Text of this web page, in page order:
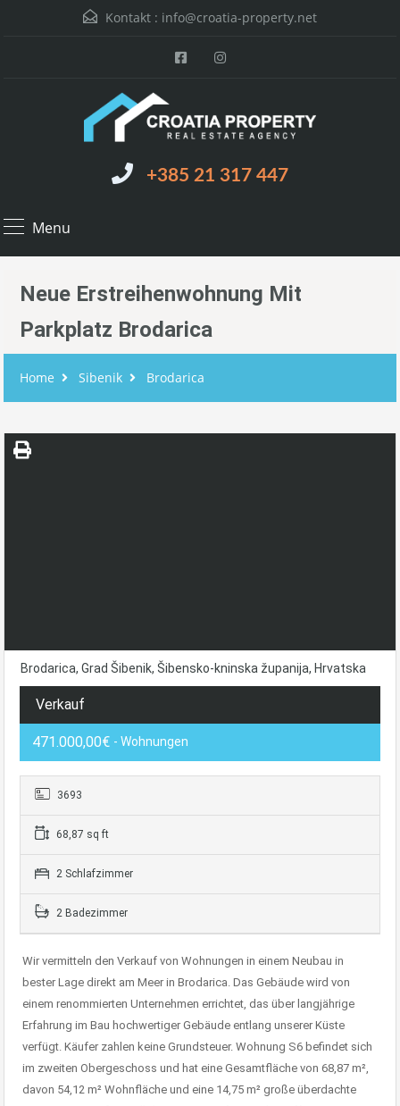
Kontakt : info@croatia-property.net
+385 21 317 447
Menu
Neue Erstreihenwohnung Mit
Parkplatz Brodarica
Home Sibenik Brodarica
Brodarica, Grad Šibenik, Šibensko-kninska županija, Hrvatska
Verkauf
471.000,00€ - Wohnungen
3693
68,87 sq ft
2 Schlafzimmer
2 Badezimmer
Wir vermitteln den Verkauf von Wohnungen in einem Neubau in
bester Lage direkt am Meer in Brodarica. Das Gebäude wird von
einem renommierten Unternehmen errichtet, das über langjährige
Erfahrung im Bau hochwertiger Gebäude entlang unserer Küste
verfügt. Käufer zahlen keine Grundsteuer. Wohnung S6 befindet sich
im zweiten Obergeschoss und hat eine Gesamtfläche von 68,87 m²,
davon 54,12 m² Wohnfläche und eine 14,75 m² große überdachte